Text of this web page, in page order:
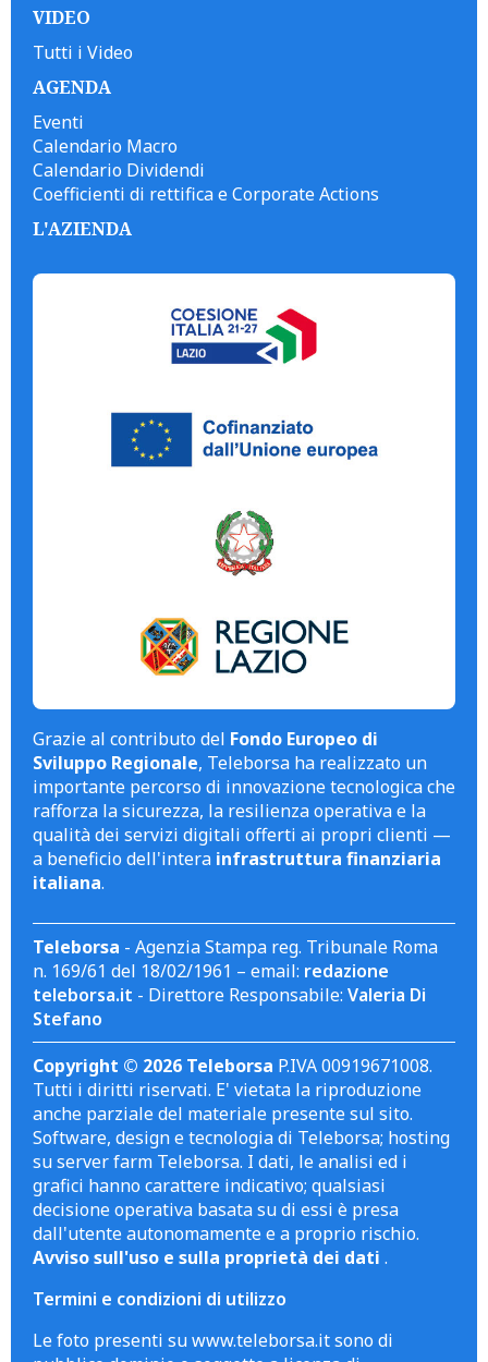
VIDEO
Tutti i Video
AGENDA
Eventi
Calendario Macro
Calendario Dividendi
Coefficienti di rettifica e Corporate Actions
L'AZIENDA
Grazie al contributo del Fondo Europeo di
Sviluppo Regionale, Teleborsa ha realizzato un
importante percorso di innovazione tecnologica che
rafforza la sicurezza, la resilienza operativa e la
qualità dei servizi digitali offerti ai propri clienti —
a beneficio dell'intera infrastruttura finanziaria
italiana.
Teleborsa - Agenzia Stampa reg. Tribunale Roma
n. 169/61 del 18/02/1961 – email: redazione
teleborsa.it - Direttore Responsabile: Valeria Di
Stefano
Copyright © 2026 Teleborsa P.IVA 00919671008.
Tutti i diritti riservati. E' vietata la riproduzione
anche parziale del materiale presente sul sito.
Software, design e tecnologia di Teleborsa; hosting
su server farm Teleborsa. I dati, le analisi ed i
grafici hanno carattere indicativo; qualsiasi
decisione operativa basata su di essi è presa
dall'utente autonomamente e a proprio rischio.
Avviso sull'uso e sulla proprietà dei dati .
Termini e condizioni di utilizzo
Le foto presenti su www.teleborsa.it sono di